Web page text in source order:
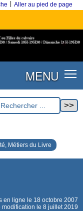
Aller au pied de page
MENU
Métiers du Livre
en ligne le 18 octobre 2007
modification le 8 juillet 2019